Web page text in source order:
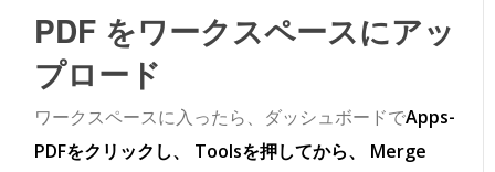
PDF をワークスペースにアッ
プロード
ワークスペースに入ったら、ダッシュボードでApps-
PDFをクリックし、 Toolsを押してから、 Merge